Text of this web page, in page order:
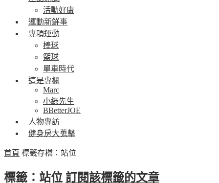
活動好康
運動新鮮事
專項運動
棒球
籃球
單車時代
這是專欄
Marc
小綠先生
BBetterJOE
人物專訪
健身房大蒐擊
首頁 標籤存檔：站位
標籤：站位 訂閱該標籤的文章